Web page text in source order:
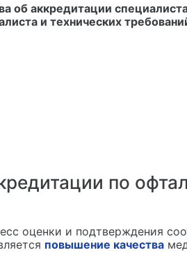
об аккредитации
и технических
по
оценки и подтверждения
повышение качества